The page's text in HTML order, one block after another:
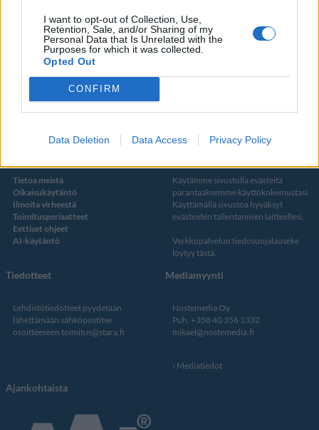
I want to opt-out of Collection, Use,
Retention, Sale, and/or Sharing of my
Personal Data that Is Unrelated with the
Purposes for which it was collected.
Opted Out
CONFIRM
Data Deletion Data Access Privacy Policy
Some
Facebook
Kustantaja ja toimitus
Tietoa meistä
Oikaisukäytäntö
Ilmoita virheestä
Toimitusperiaatteet
Eettiset ohjeet
AI-käytäntö
Tietosuojalauseke
Käytämme sivustolla evästeitä
parantaaksemme käyttökokemustasi.
Käyttämällä sivustoa hyväksyt
evästeiden tallentamisen laitteellesi.
Verkkopalvelun tiedosuojalauseke
löytyy tästä
Tiedotteet
Lehdistötiedotteet pyydetään
lähettämään sähköpostitse
osoitteeseen toimitus@stara.fi
Mediamyynti
Nostemedia Oy
Puh. +358 40 356 1332
mikael@nostemedia.fi
Mediatiedot
Ajankohtaista